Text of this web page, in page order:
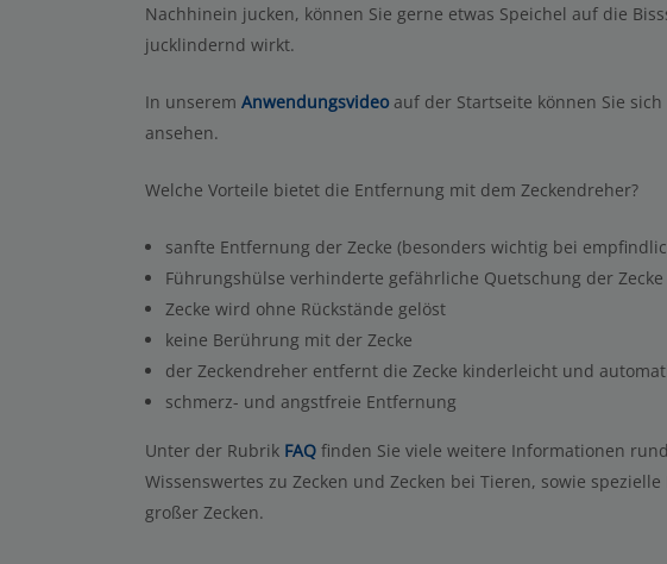
Nachhinein jucken, können Sie gerne etwas Speichel auf die
jucklindernd wirkt.
In unserem Anwendungsvideo auf der Startseite können Sie
ansehen.
Welche Vorteile bietet die Entfernung mit dem Zeckendreher?
sanfte Entfernung der Zecke (besonders wichtig bei
Führungshülse verhinderte gefährliche Quetschung der Zecke
Zecke wird ohne Rückstände gelöst
keine Berührung mit der Zecke
der Zeckendreher entfernt die Zecke kinderleicht und
schmerz- und angstfreie Entfernung
Unter der Rubrik FAQ finden Sie viele weitere Informationen
Wissenswertes zu Zecken und Zecken bei Tieren, sowie
großer Zecken.